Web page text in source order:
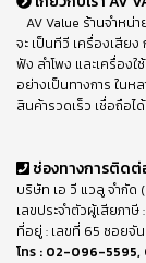
AV Value ร้านจำหน่
จะ เป็นทีวี เครื่องเสีย
ฟัง ลำโพง และเครื่อง
อย่างเป็นทางการ ใน
สินค้ารวดเร็ว เชื่อถือไ
ช่องทางการติดต่
บริษัท เอ วี แวลู จำกัด
เลขประจำตัวผู้เสียภาษี
ที่อยู่ : เลขที่ 65 ซอยจั
โทร : 02-096-5595,